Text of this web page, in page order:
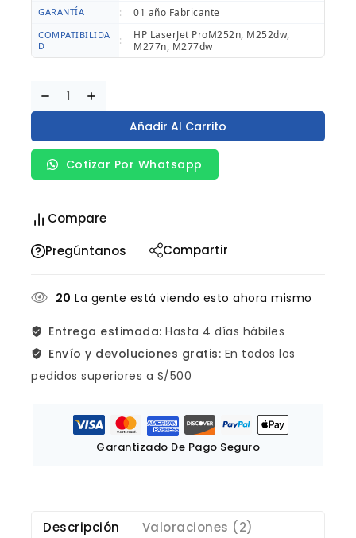
GARANTÍA : 01 año Fabricante
COMPATIBILIDA
D
:
HP LaserJet ProM252n, M252dw,
M277n, M277dw
Añadir Al Carrito
Cotizar Por Whatsapp
Compare
Pregúntanos
Compartir
20 La gente está viendo esto ahora mismo
Entrega estimada: Hasta 4 días hábiles
Envío y devoluciones gratis: En todos los
pedidos superiores a S/500
Garantizado De Pago Seguro
Descripción Valoraciones (2)